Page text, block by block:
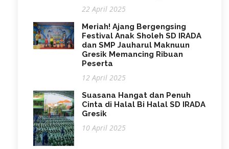
22 April 2025
Meriah! Ajang Bergengsing
Festival Anak Sholeh SD IRADA
dan SMP Jauharul Maknuun
Gresik Memancing Ribuan
Peserta
12 April 2025
Suasana Hangat dan Penuh
Cinta di Halal Bi Halal SD IRADA
Gresik
10 April 2025